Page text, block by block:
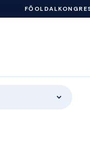
FŐOLDAL